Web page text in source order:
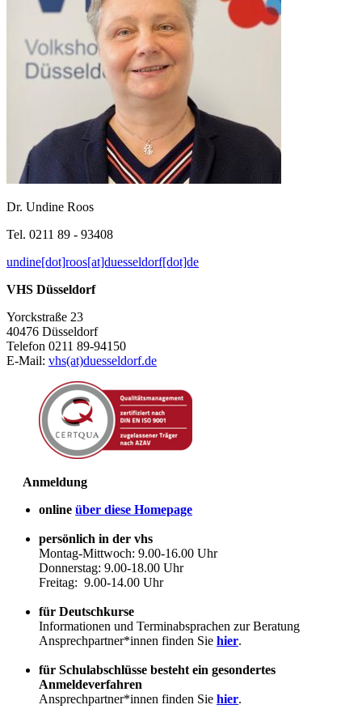
Dr. Undine Roos
Tel. 0211 89 - 93408
undine[dot]roos[at]duesseldorf[dot]de
VHS Düsseldorf
Yorckstraße 23
40476 Düsseldorf
Telefon 0211 89-94150
E-Mail: vhs(at)duesseldorf.de
Anmeldung
online über diese Homepage
persönlich in der vhs
Montag-Mittwoch: 9.00-16.00 Uhr
Donnerstag: 9.00-18.00 Uhr
Freitag: 9.00-14.00 Uhr
für Deutschkurse
Informationen und Terminabsprachen zur Beratung
Ansprechpartner*innen finden Sie hier.
für Schulabschlüsse besteht ein gesondertes
Anmeldeverfahren
Ansprechpartner*innen finden Sie hier.